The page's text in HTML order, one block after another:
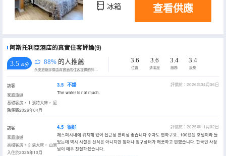
冰箱 查看供應
阿斯托利亞酒店的真實住客評論(9)
3.5 /5分 88% 的人推薦
永安旅遊評價由真實酒店住客提供的評價。
3.6
位置
3.6
清潔度
3.4
服務
3.4
設施
訪客
家庭旅遊
基礎客房， 1 張特大床， 庭
院景觀
入住於2026年04月
3.5 不錯
評價於：2026年04月06日
The water is not much.
訪客
家庭旅遊
高檔客房， 2 張大床， 山景
入住於2025年10月
4.5 很好
評價於：2025年11月02日
재스퍼시내에 위치해 있어 접근성 편리성 좋습니다 주차도 편하구요.. 100년된 호텔이라 들
었는데 역시 시설은 신식은 아니지만 침대나 침구상태가 깨끗하고 편했습니다. 한국인 사장
님이 매우 친절하셨습니다.